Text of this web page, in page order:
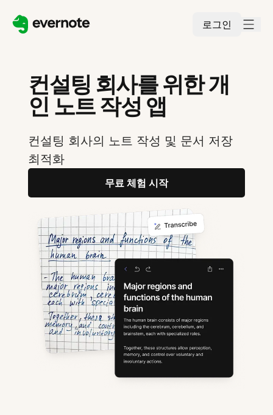
로그인
컨설팅 회사를 위한 개
인 노트 작성 앱
컨설팅 회사의 노트 작성 및 문서 저장
최적화
무료 체험 시작